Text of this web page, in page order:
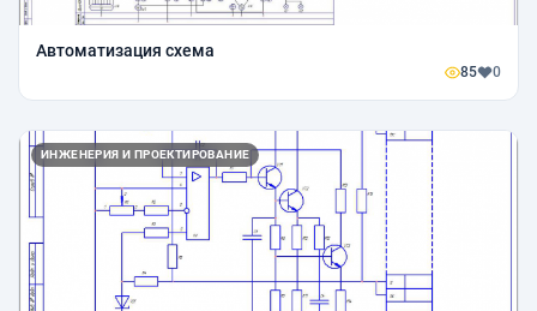
Автоматизация схема
85 0
ИНЖЕНЕРИЯ И ПРОЕКТИРОВАНИЕ